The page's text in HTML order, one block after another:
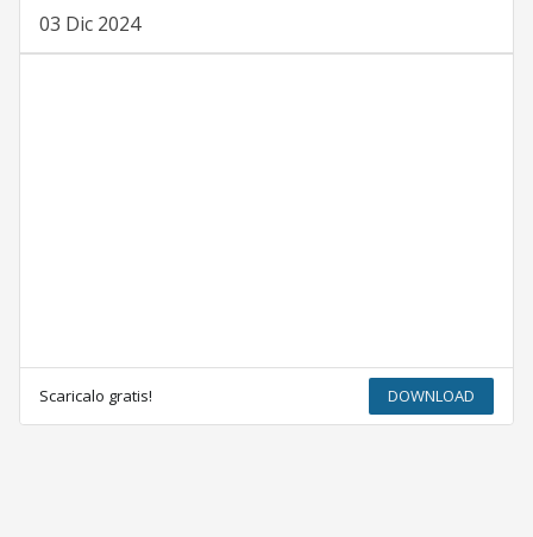
03 Dic 2024
Scaricalo gratis! DOWNLOAD